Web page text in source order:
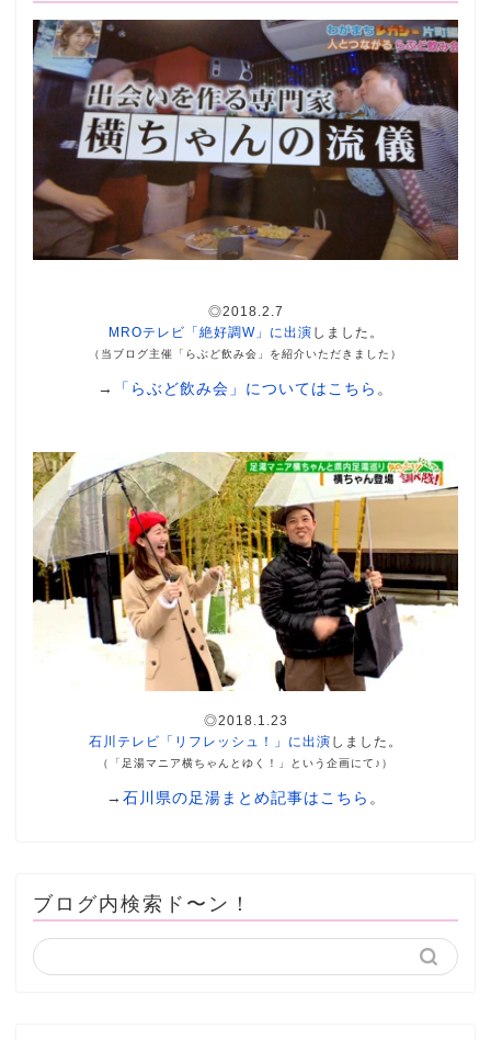
◎2018.2.7
MROテレビ「絶好調W」に出演 しました。
（当ブログ主催「らぶど飲み会」を紹介いただきました）
→ 「らぶど飲み会」についてはこちら 。
◎2018.1.23
石川テレビ「リフレッシュ！」に出演 しました。
（「足湯マニア横ちゃんとゆく！」という企画にて♪）
→ 石川県の足湯まとめ記事はこちら 。
ブログ内検索ド〜ン！